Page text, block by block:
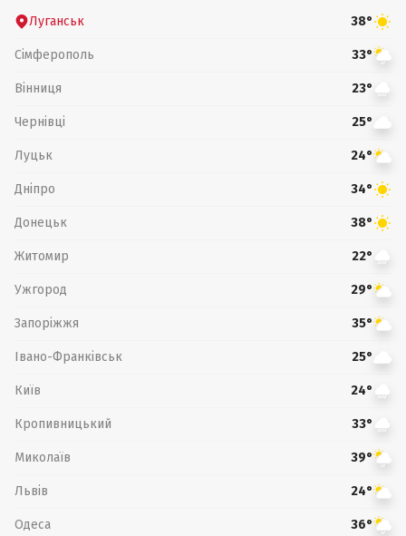
Луганськ 38°
Сімферополь 33°
Вінниця 23°
Чернівці 25°
Луцьк 24°
Дніпро 34°
Донецьк 38°
Житомир 22°
Ужгород 29°
Запоріжжя 35°
Івано-Франківськ 25°
Київ 24°
Кропивницький 33°
Миколаїв 39°
Львів 24°
Одеса 36°